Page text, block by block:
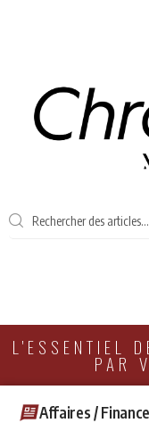
L'ESSENTIEL
PAR
Affaires /